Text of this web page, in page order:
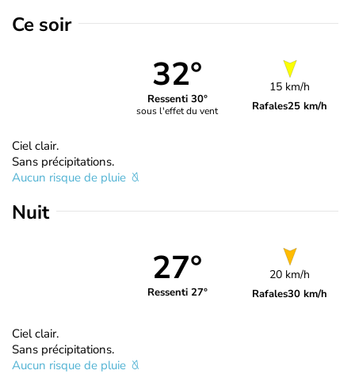
Ce soir
32°
Ressenti 30°
sous l'effet du vent
15 km/h
Rafales25 km/h
Ciel clair.
Sans précipitations.
Aucun risque de pluie
Nuit
27°
Ressenti 27°
20 km/h
Rafales30 km/h
Ciel clair.
Sans précipitations.
Aucun risque de pluie